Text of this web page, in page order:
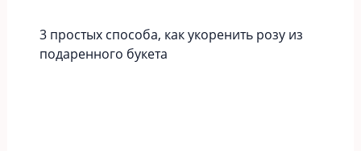
3 простых способа, как укоренить розу из
подаренного букета